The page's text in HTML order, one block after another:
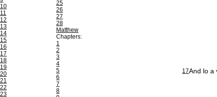
10
11
12
13
14
15
16
17
18
19
20
21
22
23
25
26
27
28
Matthew
Chapters:
1
2
3
4
5
6
7
8
17And lo a